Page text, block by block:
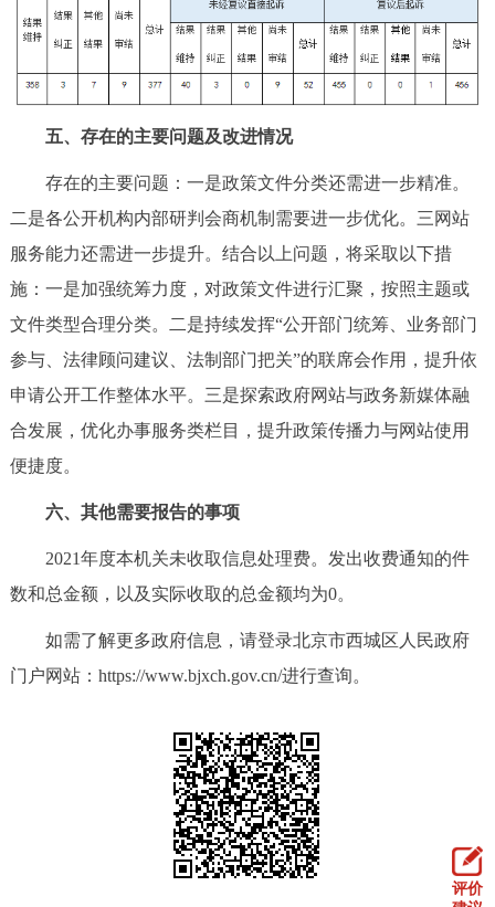
五、存在的主要问题及改进情况
存在的主要问题：一是政策文件分类还需进一步精准。
二是各公开机构内部研判会商机制需要进一步优化。三网站
服务能力还需进一步提升。结合以上问题，将采取以下措
施：一是加强统筹力度，对政策文件进行汇聚，按照主题或
文件类型合理分类。二是持续发挥“公开部门统筹、业务部门
参与、法律顾问建议、法制部门把关”的联席会作用，提升依
申请公开工作整体水平。三是探索政府网站与政务新媒体融
合发展，优化办事服务类栏目，提升政策传播力与网站使用
便捷度。
六、其他需要报告的事项
2021年度本机关未收取信息处理费。发出收费通知的件
数和总金额，以及实际收取的总金额均为0。
如需了解更多政府信息，请登录北京市西城区人民政府
门户网站：https://www.bjxch.gov.cn/进行查询。
评价